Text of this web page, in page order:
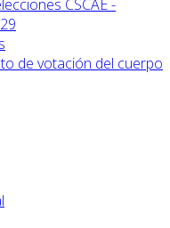
CSCAE -
de votación del cuerpo